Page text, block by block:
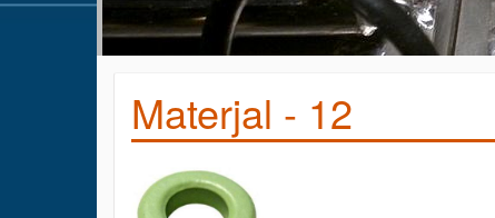
Materjal - 12